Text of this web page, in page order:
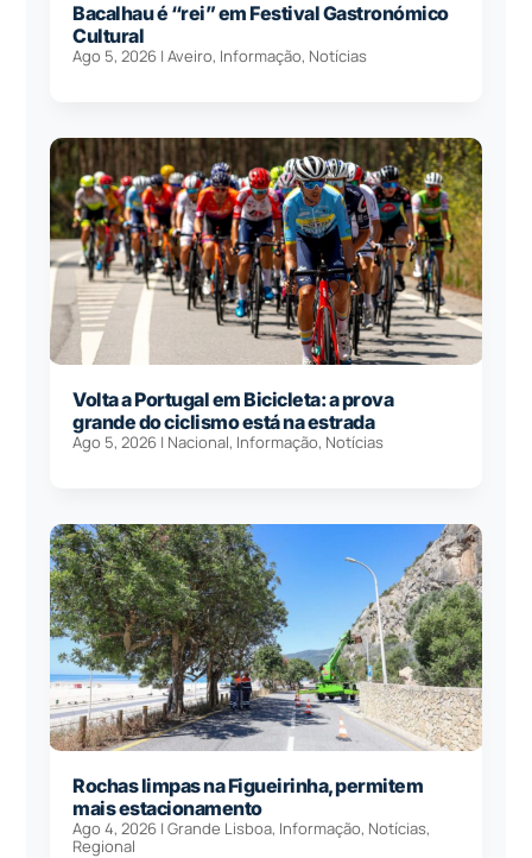
Bacalhau é “rei” em Festival Gastronómico
Cultural
Ago 5, 2026 |Aveiro, Informação, Notícias
Volta a Portugal em Bicicleta: a prova
grande do ciclismo está na estrada
Ago 5, 2026 | Nacional, Informação, Notícias
Rochas limpas na Figueirinha, permitem
mais estacionamento
Ago 4, 2026 |Grande Lisboa, Informação, Notícias,
Regional